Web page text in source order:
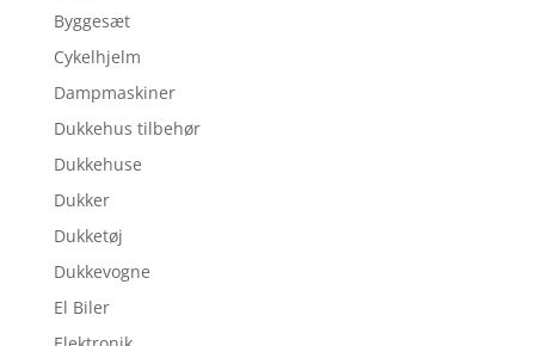
Byggesæt
Cykelhjelm
Dampmaskiner
Dukkehus tilbehør
Dukkehuse
Dukker
Dukketøj
Dukkevogne
El Biler